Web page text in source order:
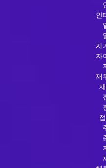
인
자
자
재